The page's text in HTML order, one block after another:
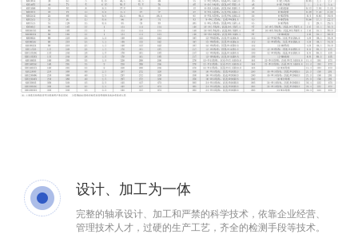
设计、加工为一体
完整的轴承设计、加工和严禁的科学技术，依靠企业经营、
管理技术人才，过硬的生产工艺，齐全的检测手段等技术。